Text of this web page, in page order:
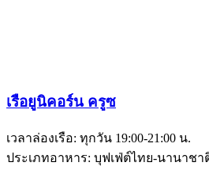
เรือยูนิคอร์น ครูซ
เวลาล่องเรือ: ทุกวัน 19:00-21:00 น.
ประเภทอาหาร: บุฟเฟ่ต์ไทย-นานาช